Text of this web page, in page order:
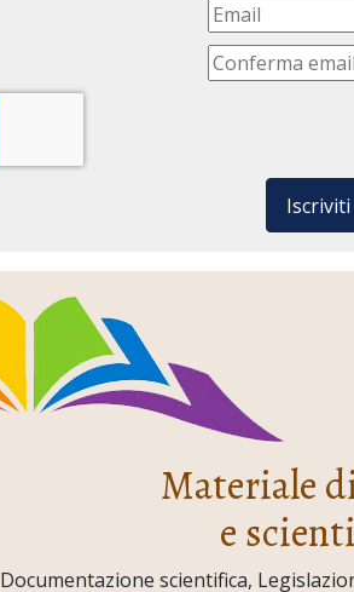
Iscriviti
Materiale
e
scientifica,